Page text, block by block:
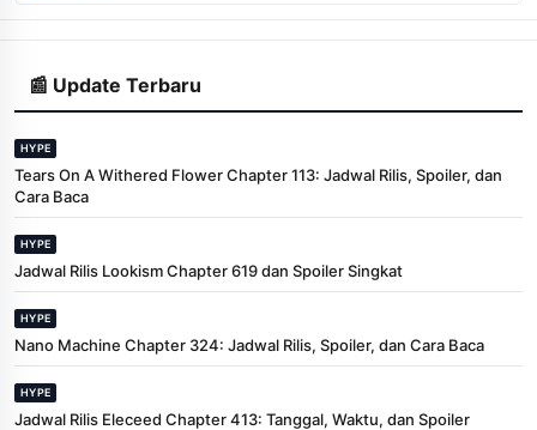
📰 Update Terbaru
HYPE
Tears On A Withered Flower Chapter 113: Jadwal Rilis, Spoiler, dan
Cara Baca
HYPE
Jadwal Rilis Lookism Chapter 619 dan Spoiler Singkat
HYPE
Nano Machine Chapter 324: Jadwal Rilis, Spoiler, dan Cara Baca
HYPE
Jadwal Rilis Eleceed Chapter 413: Tanggal, Waktu, dan Spoiler